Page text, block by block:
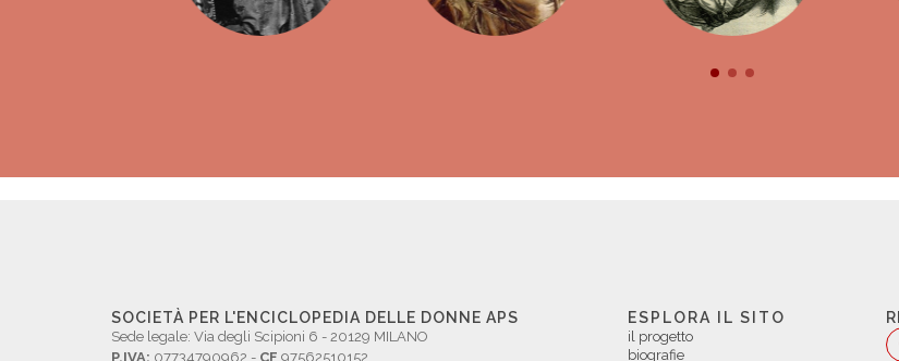
SOCIETÀ PER L'ENCICLOPEDIA DELLE DONNE APS
Sede legale: Via degli Scipioni 6 - 20129 MILANO
P.IVA: 07734790962 - CF 97562510152
ESPLORA IL SITO
il progetto
biografie